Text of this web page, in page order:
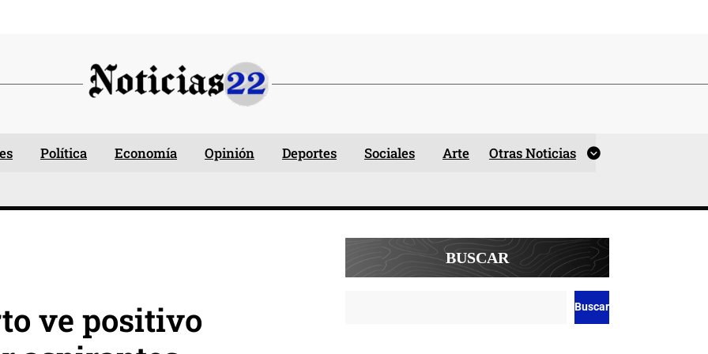
Política Economía Opinión Deportes Sociales Arte Otras Noticias
ve positivo
BUSCAR
Buscar